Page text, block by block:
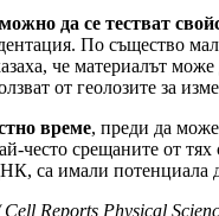
да се тестват
По същество
че материалът
от геолозите за
време, преди да
често срещаните от тях
са имали потенциала
Reports Physical